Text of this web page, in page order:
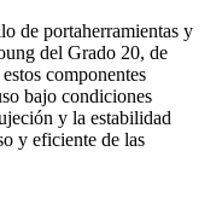
de portaherramientas y
del Grado 20, de
componentes
bajo condiciones
y la estabilidad
y eficiente de las